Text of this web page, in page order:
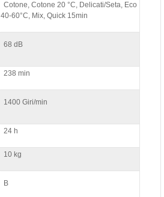
Cotone, Cotone 20 °C, Delicati/Seta, Eco
40-60°C, Mix, Quick 15min
68 dB
238 min
1400 Giri/min
24 h
10 kg
B